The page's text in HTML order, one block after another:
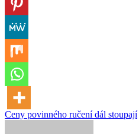
Navigace
Ceny povinného ručení dál stoupají